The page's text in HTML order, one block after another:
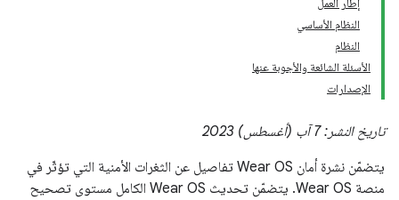
إطار العمل
النظام الأساسي
النظام
الأسئلة الشائعة والأجوبة عنها
الإصدارات
تاريخ النشر: 7 آب (أغسطس) 2023
يتضمّن نشرة أمان Wear OS تفاصيل عن الثغرات الأمنية التي تؤثّر في
منصة Wear OS. يتضمّن تحديث Wear OS الكامل مستوى تصحيح